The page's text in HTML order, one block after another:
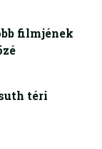
filmjének
téri